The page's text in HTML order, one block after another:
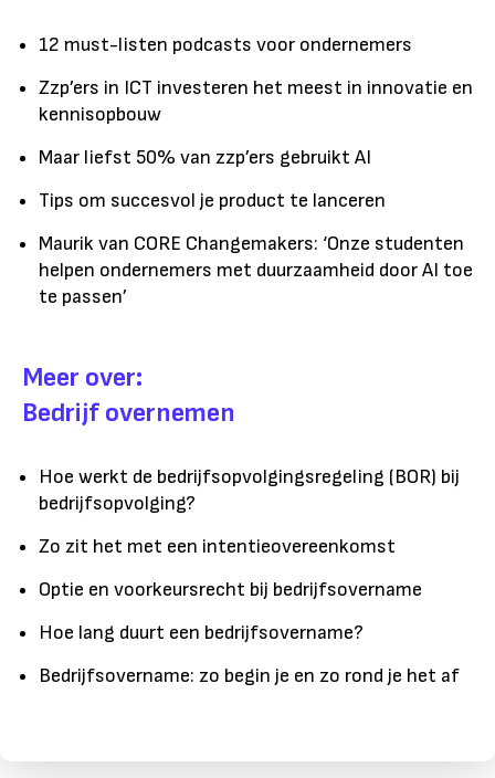
12 must-listen podcasts voor ondernemers
Zzp’ers in ICT investeren het meest in innovatie en
kennisopbouw
Maar liefst 50% van zzp’ers gebruikt AI
Tips om succesvol je product te lanceren
Maurik van CORE Changemakers: ‘Onze studenten
helpen ondernemers met duurzaamheid door AI toe
te passen’
Meer over:
Bedrijf overnemen
Hoe werkt de bedrijfsopvolgingsregeling (BOR) bij
bedrijfsopvolging?
Zo zit het met een intentieovereenkomst
Optie en voorkeursrecht bij bedrijfsovername
Hoe lang duurt een bedrijfsovername?
Bedrijfsovername: zo begin je en zo rond je het af